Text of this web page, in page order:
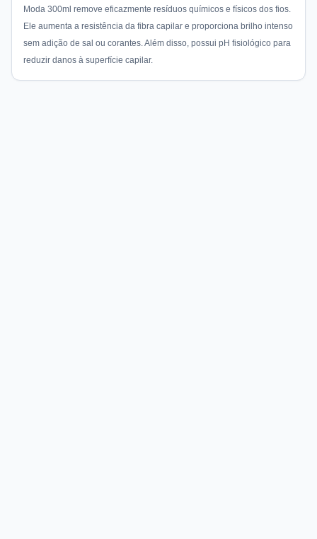
Moda 300ml remove eficazmente resíduos químicos e físicos dos fios.
Ele aumenta a resistência da fibra capilar e proporciona brilho intenso
sem adição de sal ou corantes. Além disso, possui pH fisiológico para
reduzir danos à superfície capilar.